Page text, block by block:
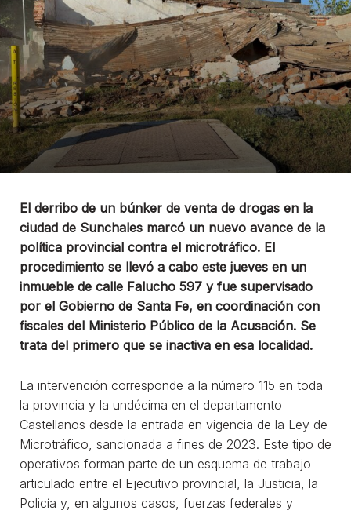
El derribo de un búnker de venta de drogas en la
ciudad de Sunchales marcó un nuevo avance de la
política provincial contra el microtráfico. El
procedimiento se llevó a cabo este jueves en un
inmueble de calle Falucho 597 y fue supervisado
por el Gobierno de Santa Fe, en coordinación con
fiscales del Ministerio Público de la Acusación. Se
trata del primero que se inactiva en esa localidad.
La intervención corresponde a la número 115 en toda
la provincia y la undécima en el departamento
Castellanos desde la entrada en vigencia de la Ley de
Microtráfico, sancionada a fines de 2023. Este tipo de
operativos forman parte de un esquema de trabajo
articulado entre el Ejecutivo provincial, la Justicia, la
Policía y, en algunos casos, fuerzas federales y